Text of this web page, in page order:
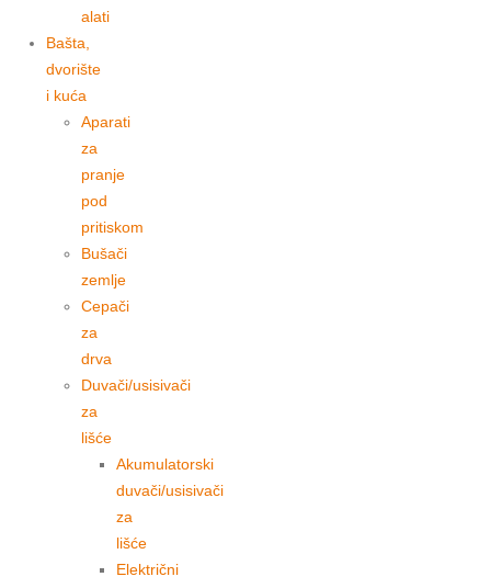
alati
Bašta,
dvorište
i kuća
Aparati
za
pranje
pod
pritiskom
Bušači
zemlje
Cepači
za
drva
Duvači/usisivači
za
lišće
Akumulatorski
duvači/usisivači
za
lišće
Električni